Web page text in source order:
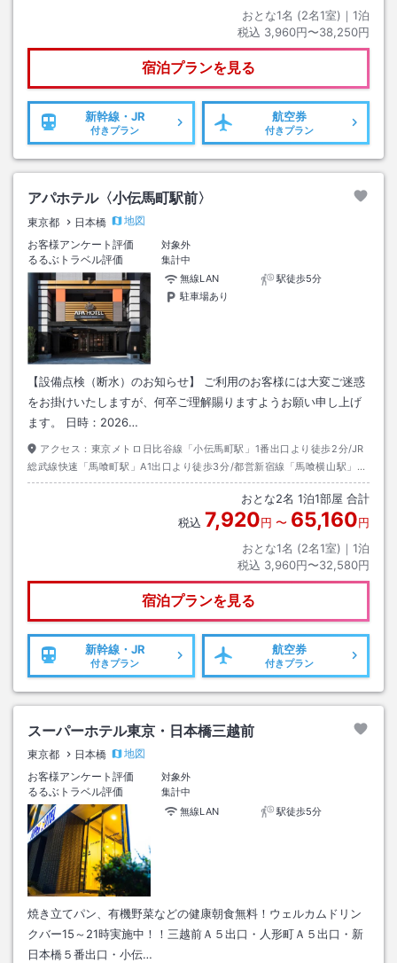
おとな1名 (2名1室)｜ 1泊
税込 3,960円〜38,250円
宿泊プランを見る
新幹線・JR
付きプラン
航空券
付きプラン
アパホテル〈小伝馬町駅前〉
東京都 日本橋
地図
お客様アンケート評価
対象外
るるぶトラベル評価
集計中
無線LAN
駅徒歩5分
駐車場あり
【設備点検（断水）のお知らせ】 ご利用のお客様には大変ご迷惑
をお掛けいたしますが、何卒ご理解賜りますようお願い申し上げ
ます。 日時：2026…
アクセス： 東京メトロ日比谷線「小伝馬町駅」1番出口より徒歩2分/JR
総武線快速「馬喰町駅」A1出口より徒歩3分/都営新宿線「馬喰横山駅」、
都営浅草線「東日本橋駅」A1出口より徒歩3分
おとな2名 1泊1部屋 合計
税込 7,920円 〜 65,160円
おとな1名 (2名1室)｜ 1泊
税込 3,960円〜32,580円
宿泊プランを見る
新幹線・JR
付きプラン
航空券
付きプラン
スーパーホテル東京・日本橋三越前
東京都 日本橋
地図
お客様アンケート評価
対象外
るるぶトラベル評価
集計中
無線LAN
駅徒歩5分
焼き立てパン、有機野菜などの健康朝食無料！ウェルカムドリン
クバー15～21時実施中！！三越前Ａ５出口・人形町Ａ５出口・新
日本橋５番出口・小伝…